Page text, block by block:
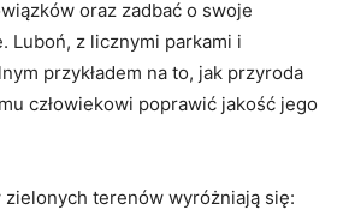
oraz zadbać o ⁤swoje
Luboń, z licznymi parkami⁤ i
przykładem na to, jak przyroda
człowiekowi poprawić ‍jakość ‍jego⁤
terenów wyróżniają się: